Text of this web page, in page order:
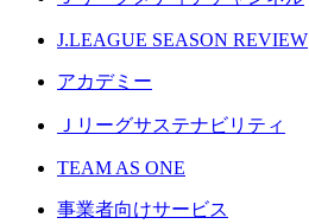
J.LEAGUE SEASON REVIEW
アカデミー
Ｊリーグサステナビリティ
TEAM AS ONE
事業者向けサービス